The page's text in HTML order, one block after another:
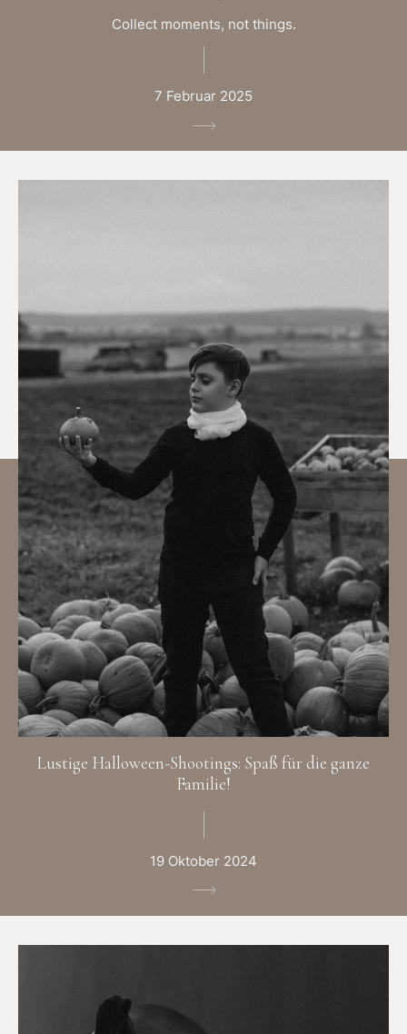
Collect moments, not things.
7 Februar 2025
Lustige Halloween-Shootings: Spaß für die ganze
Familie!
19 Oktober 2024